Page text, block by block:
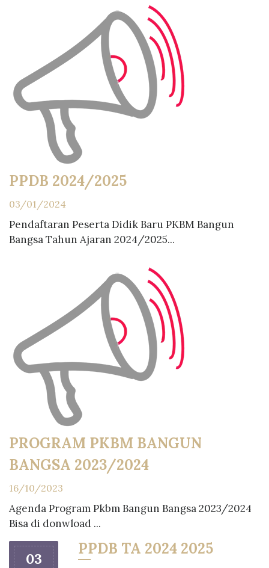
PPDB 2024/2025
03/01/2024
Pendaftaran Peserta Didik Baru PKBM Bangun
Bangsa Tahun Ajaran 2024/2025...
PROGRAM PKBM BANGUN
BANGSA 2023/2024
16/10/2023
Agenda Program Pkbm Bangun Bangsa 2023/2024
Bisa di donwload ...
03
PPDB TA 2024 2025